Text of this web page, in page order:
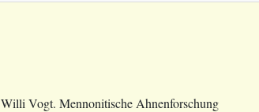
Willi Vogt. Mennonitische Ahnenforschung